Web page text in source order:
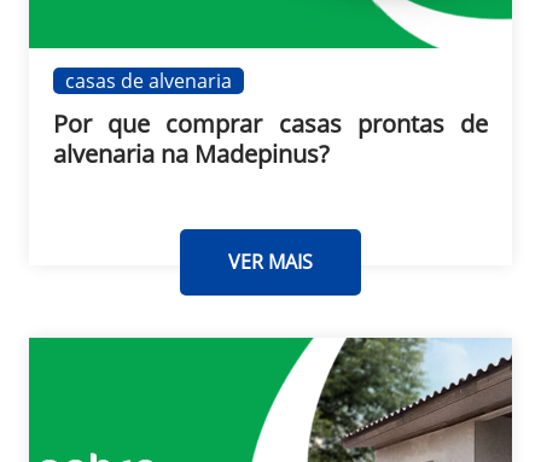
casas de alvenaria
Por que comprar casas prontas de
alvenaria na Madepinus?
VER MAIS